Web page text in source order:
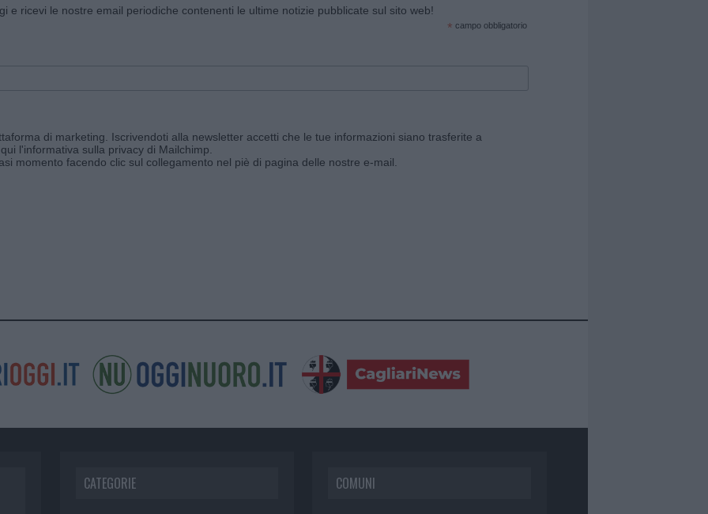
e ricevi le nostre email periodiche contenenti le ultime notizie pubblicate sul sito web!
* campo obbligatorio
di marketing. Iscrivendoti alla newsletter accetti che le tue informazioni siano trasferite a
l'informativa sulla privacy di Mailchimp
momento facendo clic sul collegamento nel piè di pagina delle nostre e-mail.
CATEGORIE COMUNI